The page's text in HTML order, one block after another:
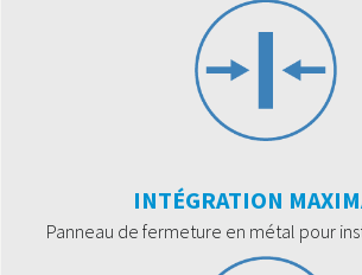
INTÉGRATION
Panneau de fermeture en métal pour